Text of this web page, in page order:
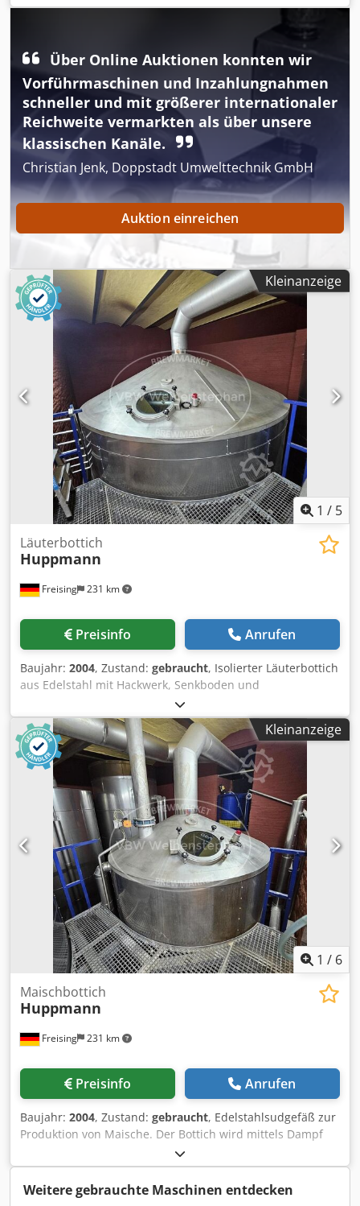
ein Verteilsystem in einem dünnen Film auf mehrere
horizontale Platten geführt. Dcsdpfx Afszi Atiovek
Maschine (Zusatz): dampfbeheiztes Edelstahlsudgefäß.
Dünnschicht-Würzekocher Kapazität: 15000 l Material:
Edelstahl Ausstattung: Isolierung; Heizzonen
Über Online Auktionen konnten wir
Vorführmaschinen und Inzahlungnahmen
schneller und mit größerer internationaler
Reichweite vermarkten als über unsere
klassischen Kanäle.
Christian Jenk, Doppstadt Umwelttechnik GmbH
Auktion einreichen
Kleinanzeige
1 / 5
Freising 231 km
Läuterbottich
Huppmann
Preisinfo Anrufen
Baujahr: 2004, Zustand: gebraucht, Isolierter Läuterbottich
aus Edelstahl mit Hackwerk, Senkboden und
Treberaustragsschnecke. Maschine (Zusatz):
Edelstahlsudgefäß mit Treberaustrag Dsdpfx Afjzi Ar
Eovsck Kapazität: 15000 l Material: Edelstahl Ausstattung:
Isolierung; Hackwerk mit gewellten Messern; Senkboden;
Treberaustragsschnecke
Kleinanzeige
1 / 6
Freising 231 km
Maischbottich
Huppmann
Preisinfo Anrufen
Baujahr: 2004, Zustand: gebraucht, Edelstahlsudgefäß zur
Produktion von Maische. Der Bottich wird mittels Dampf
beheizt. Ein bottom-entry 2-Flügel-Propellerrührwerk hält
die Maische in Bewegung und unterstützt Ihre
Homogenisierung. Das Gefäß ist außerdem mit einem
Vormaischer zum Vermischen von Schrot und Wasser und
Weitere gebrauchte Maschinen entdecken